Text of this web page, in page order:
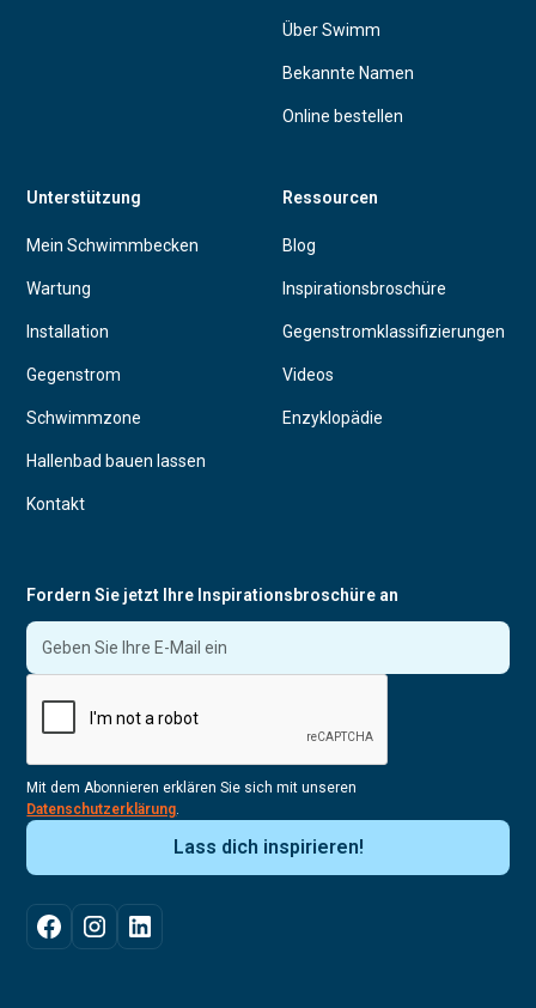
Über Swimm
Bekannte Namen
Online bestellen
Unterstützung
Mein Schwimmbecken
Wartung
Installation
Gegenstrom
Schwimmzone
Hallenbad bauen lassen
Kontakt
Ressourcen
Blog
Inspirationsbroschüre
Gegenstromklassifizierungen
Videos
Enzyklopädie
Fordern Sie jetzt Ihre Inspirationsbroschüre an
Mit dem Abonnieren erklären Sie sich mit unseren
Datenschutzerklärung.